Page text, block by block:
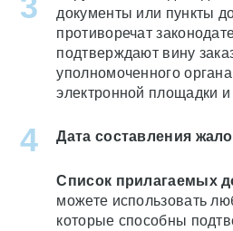
документы или пункты
противоречат
подтверждают вину
уполномоченного
электронной площадки и
Дата составления
Список прилагаемых
можете использовать
которые способны